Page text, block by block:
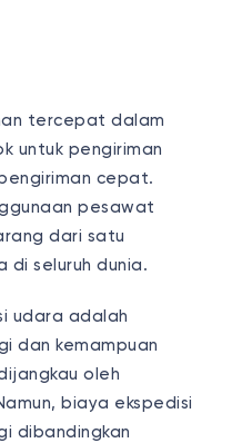
tercepat dalam
untuk pengiriman
cepat.
pesawat
dari satu
di seluruh dunia.
udara adalah
dan kemampuan
oleh
biaya ekspedisi
dibandingkan